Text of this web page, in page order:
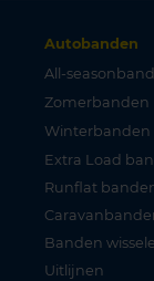
Autobanden
All-
Zomerbanden
Winterbanden
Extra Load
Runflat
Banden
Uitlijnen